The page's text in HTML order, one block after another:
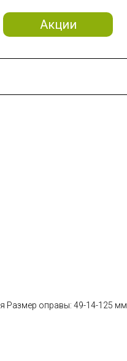
Акции
Размер оправы: 49-14-125 мм